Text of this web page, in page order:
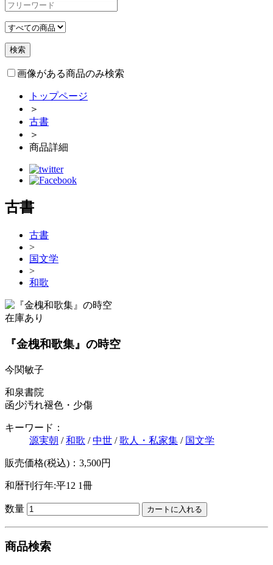
画像がある商品のみ検索
トップページ
＞
古書
＞
商品詳細
古書
古書
>
国文学
>
和歌
在庫あり
『金槐和歌集』の時空
今関敏子
和泉書院
函少汚れ褪色・少傷
キーワード：
源実朝 /和歌 /中世 /歌人・私家集 / 国文学
販売価格(税込)：3,500円
和暦刊行年:平12 1冊
数量
商品検索